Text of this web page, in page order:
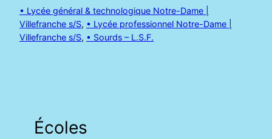
• Lycée général & technologique Notre-Dame |
Villefranche s/S, • Lycée professionnel Notre-Dame |
Villefranche s/S, • Sourds – L.S.F.
Écoles